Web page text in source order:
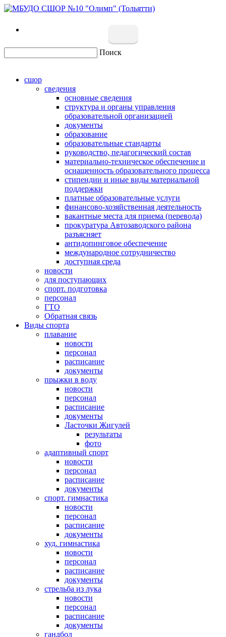
Поиск
сшор
сведения
основные сведения
структура и органы управления
образовательной организацией
документы
образование
образовательные стандарты
руководство, педагогический состав
материально-техническое обеспечение и
оснащенность образовательного процесса
стипендии и иные виды материальной
поддержки
платные образовательные услуги
финансово-хозяйственная деятельность
вакантные места для приема (перевода)
прокуратура Автозаводского района
разъясняет
антидопинговое обеспечение
международное сотрудничество
доступная среда
новости
для поступающих
спорт. подготовка
персонал
ГТО
Обратная связь
Виды спорта
плавание
новости
персонал
расписание
документы
прыжки в воду
новости
персонал
расписание
документы
Ласточки Жигулей
результаты
фото
адаптивный спорт
новости
персонал
расписание
документы
спорт. гимнастика
новости
персонал
расписание
документы
худ. гимнастика
новости
персонал
расписание
документы
стрельба из лука
новости
персонал
расписание
документы
гандбол